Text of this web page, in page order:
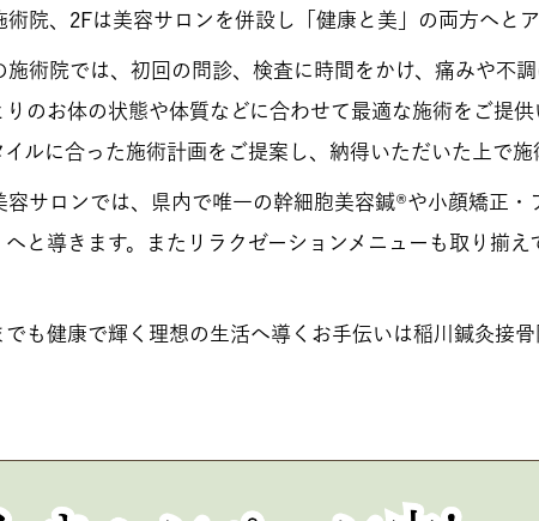
術院、2Fは美容サロンを併設し「健康と美」の両方へとア
施術院では、初回の問診、検査に時間をかけ、痛みや不
りのお体の状態や体質などに合わせて最適な施術をご提
イルに合った施術計画をご提案し、納得いただいた上で施
容サロンでは、県内で唯一の幹細胞美容鍼®や小顔矯正
へと導きます。またリラクゼーションメニューも取り揃
でも健康で輝く理想の生活へ導くお手伝いは稲川鍼灸接骨